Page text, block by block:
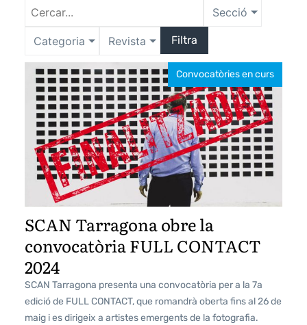
Secció
Categoria Revista Filtra
Convocatòries en curs
SCAN Tarragona obre la
convocatòria FULL CONTACT
2024
SCAN Tarragona presenta una convocatòria per a la 7a
edició de FULL CONTACT, que romandrà oberta fins al 26 de
maig i es dirigeix a artistes emergents de la fotografia.